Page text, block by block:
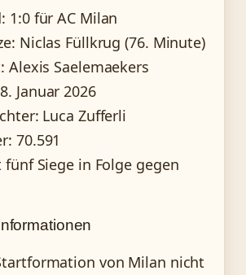
1:0 für AC Milan
Niclas Füllkrug (76. Minute)
Alexis Saelemaekers
Januar 2026
Luca Zufferli
70.591
Siege in Folge gegen
von Milan nicht